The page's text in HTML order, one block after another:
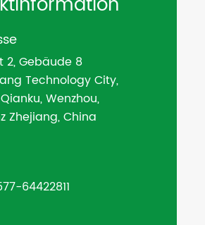
2, Gebäude 8
Technology City,
Wenzhou,
Zhejiang, China
64422811